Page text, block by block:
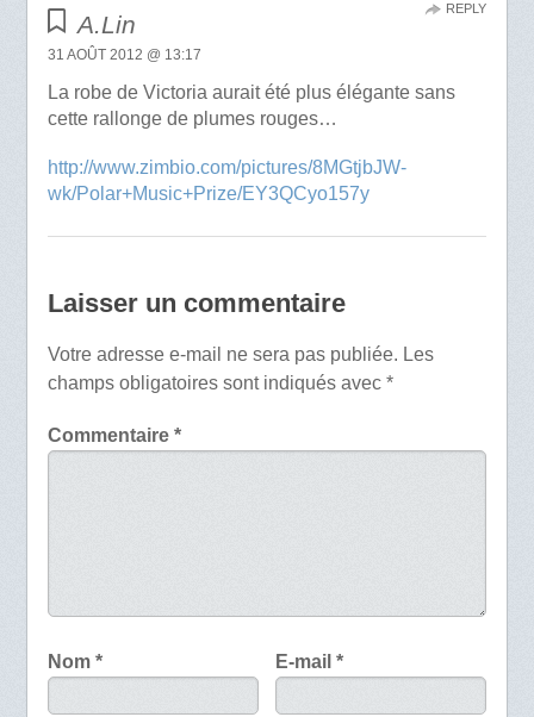
A.Lin
31 AOÛT 2012 @ 13:17
La robe de Victoria aurait été plus élégante sans
cette rallonge de plumes rouges…
http://www.zimbio.com/pictures/8MGtjbJW-
wk/Polar+Music+Prize/EY3QCyo157y
REPLY
Laisser un commentaire
Votre adresse e-mail ne sera pas publiée. Les
champs obligatoires sont indiqués avec *
Commentaire *
Nom * E-mail*